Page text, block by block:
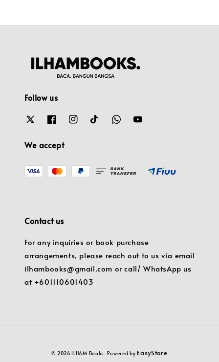
Follow us
We accept
Contact us
For any inquiries or book purchase
arrangements, please reach out to us via email
ilhambooks@gmail.com or call/ WhatsApp us
at +601110601403
© 2026 ILHAM Books. Powered by EasyStore